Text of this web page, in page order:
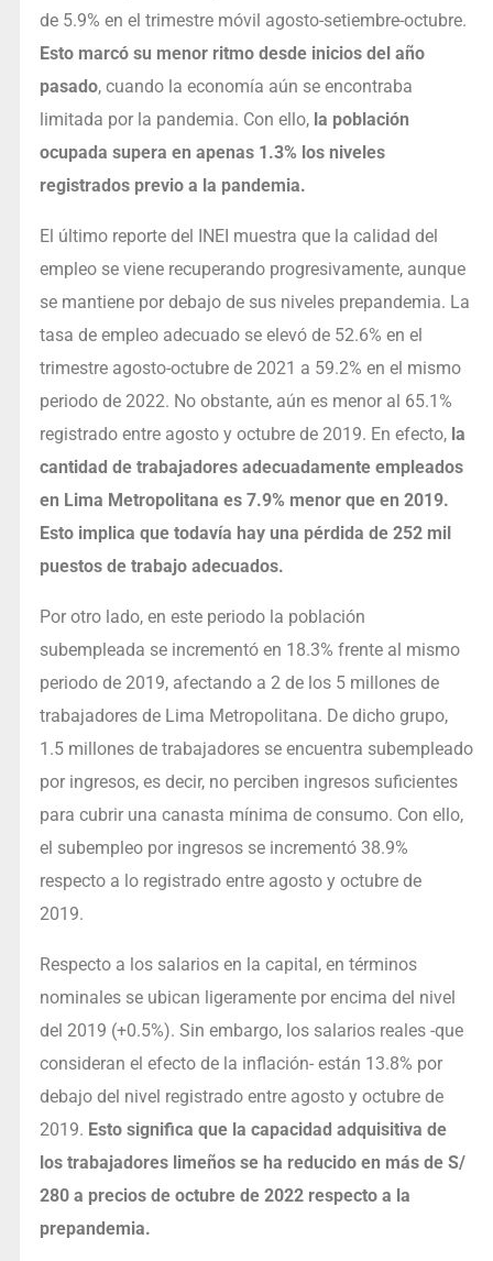
de 5.9% en el trimestre móvil agosto-setiembre-octubre.
Esto marcó su menor ritmo desde inicios del año
pasado, cuando la economía aún se encontraba
limitada por la pandemia. Con ello, la población
ocupada supera en apenas 1.3% los niveles
registrados previo a la pandemia.
El último reporte del INEI muestra que la calidad del
empleo se viene recuperando progresivamente, aunque
se mantiene por debajo de sus niveles prepandemia. La
tasa de empleo adecuado se elevó de 52.6% en el
trimestre agosto-octubre de 2021 a 59.2% en el mismo
periodo de 2022. No obstante, aún es menor al 65.1%
registrado entre agosto y octubre de 2019. En efecto, la
cantidad de trabajadores adecuadamente empleados
en Lima Metropolitana es 7.9% menor que en 2019.
Esto implica que todavía hay una pérdida de 252 mil
puestos de trabajo adecuados.
Por otro lado, en este periodo la población
subempleada se incrementó en 18.3% frente al mismo
periodo de 2019, afectando a 2 de los 5 millones de
trabajadores de Lima Metropolitana. De dicho grupo,
1.5 millones de trabajadores se encuentra subempleado
por ingresos, es decir, no perciben ingresos suficientes
para cubrir una canasta mínima de consumo. Con ello,
el subempleo por ingresos se incrementó 38.9%
respecto a lo registrado entre agosto y octubre de
2019.
Respecto a los salarios en la capital, en términos
nominales se ubican ligeramente por encima del nivel
del 2019 (+0.5%). Sin embargo, los salarios reales -que
consideran el efecto de la inflación- están 13.8% por
debajo del nivel registrado entre agosto y octubre de
2019. Esto significa que la capacidad adquisitiva de
los trabajadores limeños se ha reducido en más de S/
280 a precios de octubre de 2022 respecto a la
prepandemia.